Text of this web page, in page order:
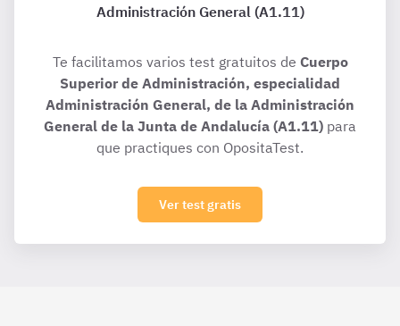
Administración General (A1.11)
Te facilitamos varios test gratuitos de Cuerpo
Superior de Administración, especialidad
Administración General, de la Administración
General de la Junta de Andalucía (A1.11) para
que practiques con OpositaTest.
Ver test gratis